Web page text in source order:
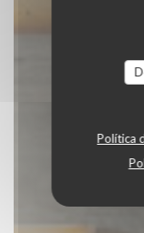
Política